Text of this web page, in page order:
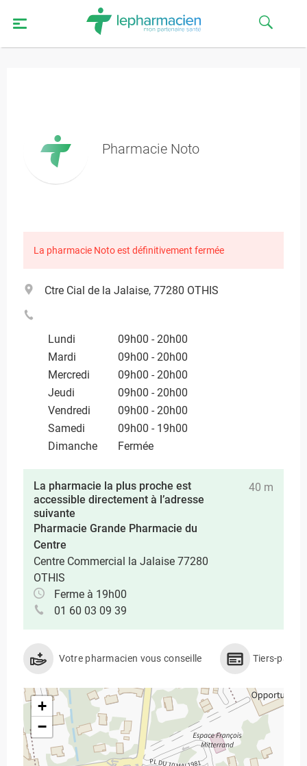
Pharmacie Noto
La pharmacie Noto est définitivement fermée
Ctre Cial de la Jalaise, 77280 OTHIS
Lundi
09h00 - 20h00
Mardi
09h00 - 20h00
Mercredi
09h00 - 20h00
Jeudi
09h00 - 20h00
Vendredi
09h00 - 20h00
Samedi
09h00 - 19h00
Dimanche
Fermée
La pharmacie la plus proche est
accessible directement à l’adresse
suivante
Pharmacie Grande Pharmacie du
Centre
Centre Commercial la Jalaise 77280
OTHIS
Ferme à 19h00
01 60 03 09 39
40 m
Votre pharmacien vous conseille Tiers-
+
−